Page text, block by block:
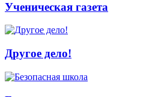
Ученическая газета
Другое дело!